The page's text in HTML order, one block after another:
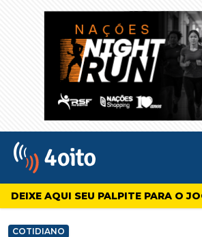
4oito
DEIXE AQUI SEU PALPITE PARA O
COTIDIANO